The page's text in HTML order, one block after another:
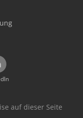
auf dieser Seite